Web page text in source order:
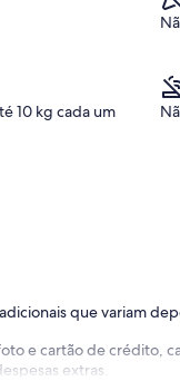
10 kg cada um
que variam
e cartão de crédito,
extras.